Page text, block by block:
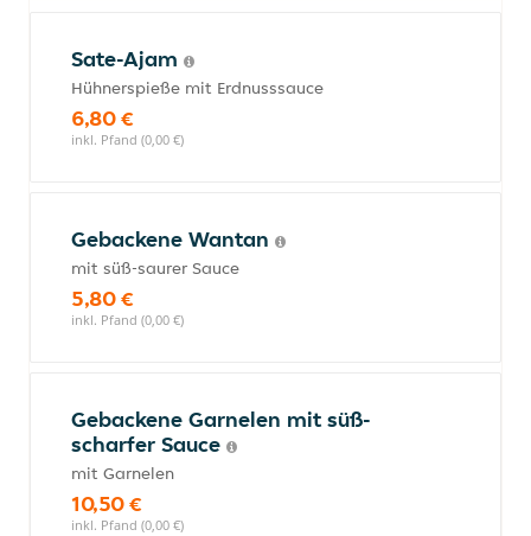
Sate-Ajam
Hühnerspieße mit Erdnusssauce
6,80 €
inkl. Pfand (0,00 €)
Gebackene Wantan
mit süß-saurer Sauce
5,80 €
inkl. Pfand (0,00 €)
Gebackene Garnelen mit süß-
scharfer Sauce
mit Garnelen
10,50 €
inkl. Pfand (0,00 €)